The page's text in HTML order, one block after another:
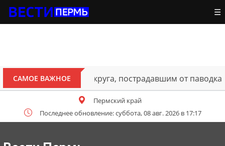
☰
САМОЕ ВАЖНОЕ
Октябрьского округа, пострадавшим от паводка
Пермский край
Последнее обновление: суббота, 08 авг. 2026 в 17:17